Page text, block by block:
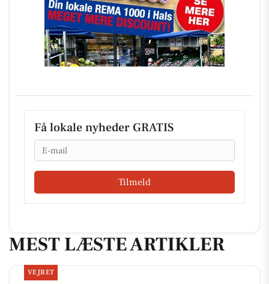
Få lokale nyheder GRATIS
Email
Tilmeld
MEST LÆSTE ARTIKLER
VEJRET